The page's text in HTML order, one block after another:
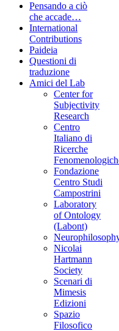
Pensando a ciò
che accade…
International
Contributions
Paideia
Questioni di
traduzione
Amici del Lab
Center for
Subjectivity
Research
Centro
Italiano di
Ricerche
Fondazione
Centro Studi
Campostrini
Laboratory
of Ontology
(Labont)
Nicolai
Hartmann
Society
Scenari di
Mimesis
Edizioni
Spazio
Filosofico